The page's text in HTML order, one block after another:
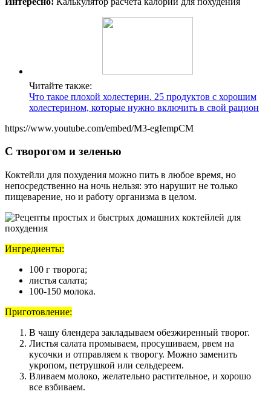
Читайте также:
Что такое плохой холестерин. 25 продуктов с хорошим
холестерином, которые нужно включить в свой рацион
https://www.youtube.com/embed/M3-egIempCM
С творогом и зеленью
Коктейли для похудения можно пить в любое время, но
непосредственно на ночь нельзя: это нарушит не только
пищеварение, но и работу организма в целом.
Ингредиенты:
100 г творога;
листья салата;
100-150 молока.
Приготовление:
В чашу блендера закладываем обезжиренный творог.
Листья салата промываем, просушиваем, рвем на
кусочки и отправляем к творогу. Можно заменить
укропом, петрушкой или сельдереем.
Вливаем молоко, желательно растительное, и хорошо
все взбиваем.